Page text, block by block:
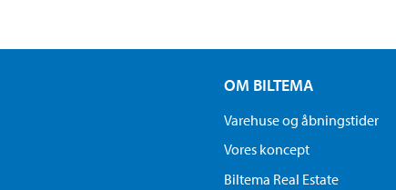
OM BILTEMA
Varehuse og åbningstider
Vores koncept
Biltema Real Estate